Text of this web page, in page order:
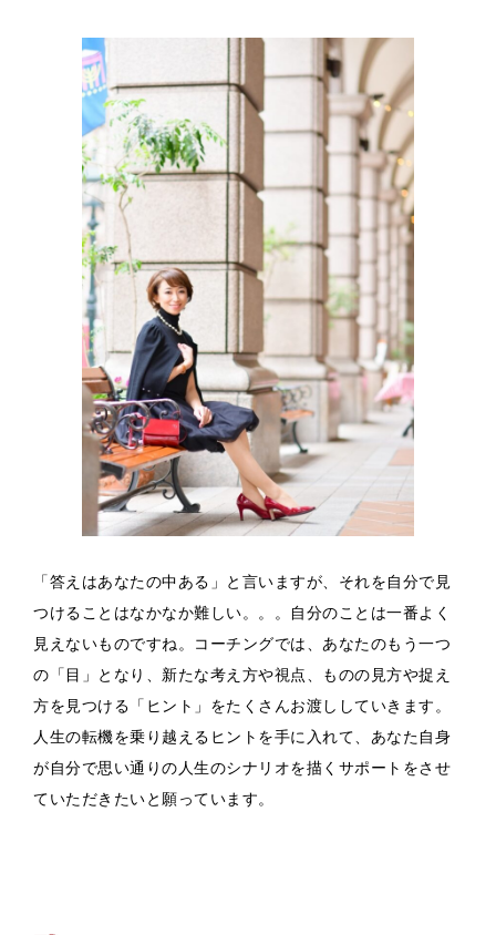
「答えはあなたの中ある」と言いますが、それを自分で見
つけることはなかなか難しい。。。自分のことは一番よく
見えないものですね。コーチングでは、あなたのもう一つ
の「目」となり、新たな考え方や視点、ものの見方や捉え
方を見つける「ヒント」をたくさんお渡ししていきます。
人生の転機を乗り越えるヒントを手に入れて、あなた自身
が自分で思い通りの人生のシナリオを描くサポートをさせ
ていただきたいと願っています。